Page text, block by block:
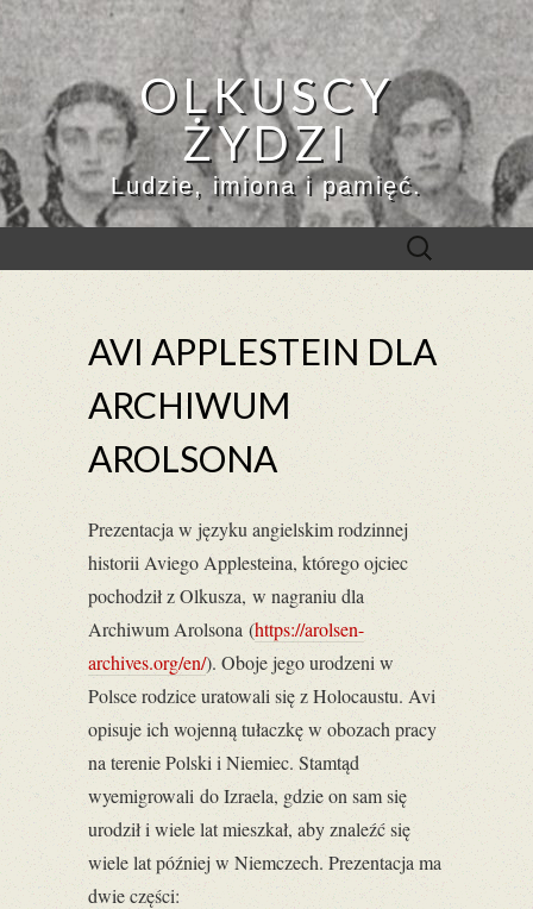
OLKUSCY
ŻYDZI
Ludzie, imiona i pamięć.
Szukaj:
AVI APPLESTEIN DLA
ARCHIWUM
AROLSONA
Prezentacja w języku angielskim rodzinnej
historii Aviego Applesteina, którego ojciec
pochodził z Olkusza, w nagraniu dla
Archiwum Arolsona (https://arolsen-
archives.org/en/). Oboje jego urodzeni w
Polsce rodzice uratowali się z Holocaustu. Avi
opisuje ich wojenną tułaczkę w obozach pracy
na terenie Polski i Niemiec. Stamtąd
wyemigrowali do Izraela, gdzie on sam się
urodził i wiele lat mieszkał, aby znaleźć się
wiele lat później w Niemczech. Prezentacja ma
dwie części: